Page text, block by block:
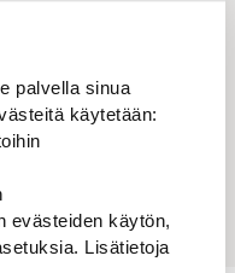
palvella sinua
käytetään:
evästeiden käytön,
Lisätietoja
33